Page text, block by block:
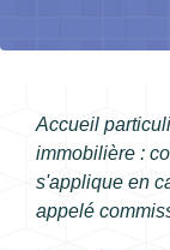
Accueil
immobilière :
s'applique en
appelé